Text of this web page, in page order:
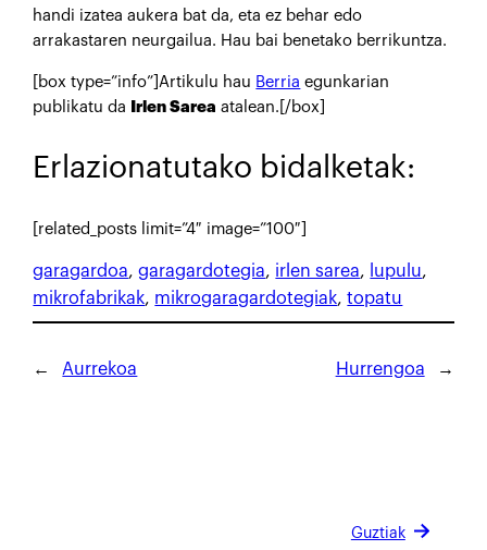
handi izatea aukera bat da, eta ez behar edo
arrakastaren neurgailua. Hau bai benetako berrikuntza.
[box type=”info”]Artikulu hau Berria egunkarian
publikatu da
Irlen Sarea atalean.[/box]
Erlazionatutako bidalketak:
[related_posts limit=”4″ image=”100″]
garagardoa, garagardotegia, irlen sarea, lupulu
mikrofabrikak, mikrogaragardotegiak, topatu
← Aurrekoa Hurrengoa →
Guztiak